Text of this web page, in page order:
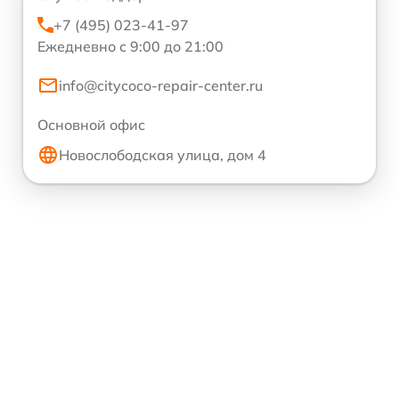
+7 (495) 023-41-97
Ежедневно с 9:00 до 21:00
info@citycoco-repair-center.ru
Основной офис
Новослободская улица, дом 4